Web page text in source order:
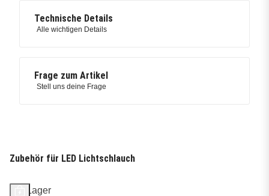
Technische Details
Alle wichtigen Details
Frage zum Artikel
Stell uns deine Frage
Zubehör für LED Lichtschlauch
Auf Lager